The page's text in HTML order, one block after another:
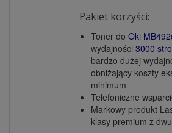
Pakiet korzyści:
Toner do Oki
wydajności 3000
bardzo dużej
obniżający koszty
minimum
Telefoniczne
Markowy produkt
klasy premium z